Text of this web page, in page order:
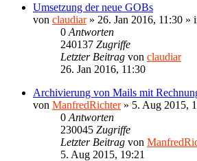
Umsetzung der neue GOBs
von claudiar» 26. Jan 2016, 11:30 »
0 Antworten
240137 Zugriffe
Letzter Beitrag von claudiar
26. Jan 2016, 11:30
Archivierung von Mails mit
von ManfredRichter» 5. Aug 2015,
0 Antworten
230045 Zugriffe
Letzter Beitrag von
5. Aug 2015, 19:21